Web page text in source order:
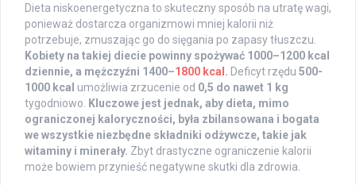
Dieta niskoenergetyczna to skuteczny sposób na utratę wagi,
ponieważ dostarcza organizmowi mniej kalorii niż
potrzebuje, zmuszając go do sięgania po zapasy tłuszczu.
Kobiety na takiej diecie powinny spożywać 1000–1200 kcal
dziennie, a mężczyźni 1400–1800 kcal . Deficyt rzędu 500-
1000 kcal umożliwia zrzucenie od 0,5 do nawet 1 kg
tygodniowo.
Kluczowe jest jednak, aby dieta, mimo
ograniczonej kaloryczności, była zbilansowana i bogata
we wszystkie niezbędne składniki odżywcze, takie jak
witaminy i minerały. Zbyt drastyczne ograniczenie kalorii
może bowiem przynieść negatywne skutki dla zdrowia.